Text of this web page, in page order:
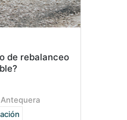
de rebalanceo
Antequera